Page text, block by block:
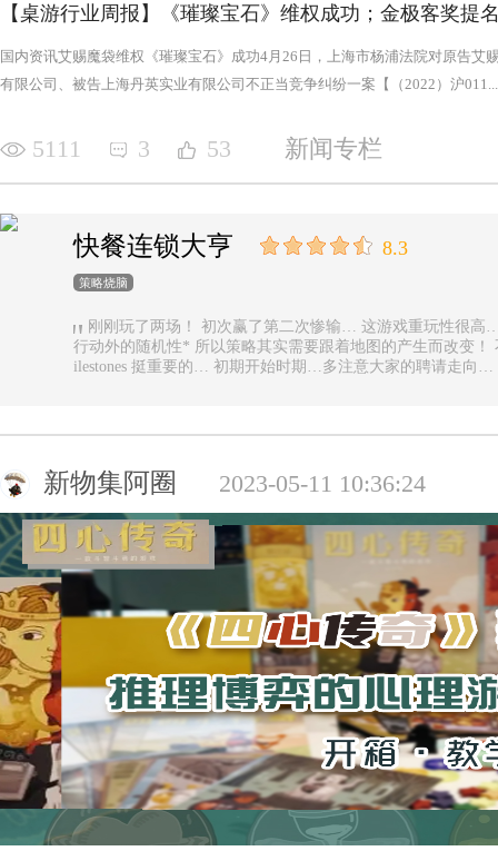
【桌游行业周报】《璀璨宝石》维权成功；金极客奖提
国内资讯艾赐魔袋维权《璀璨宝石》成功4月26日，上海市杨浦法院对原告艾
有限公司、被告上海丹英实业有限公司不正当竞争纠纷一案【（2022）沪011...
5111 3 53 新闻专栏
快餐连锁大亨 8.3
策略烧脑
刚刚玩了两场！ 初次赢了第二次惨输… 这游戏重玩性很高… 主要是唯一的随机性是地图… 除了玩家
行动外的随机性* 所以策略其实需要跟着地图的产生而改变！ 不能一直使用一样的科技书！ 然后记得m
ilestones 挺重要的… 初期开始时期…多注意大家的聘请走向
新物集阿圈 2023-05-11 10:36:24